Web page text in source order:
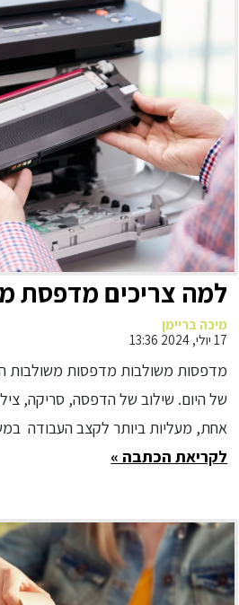
למה צריכים מדפסת
מיכה בריימן
17 יולי, 2024 13:36
מדפסות משולבות מדפסות משולבות
של היום. שילוב של הדפסה, סריקה,
אחת, מעליות ביותר לקצב העבודה
לקריאת הכתבה »